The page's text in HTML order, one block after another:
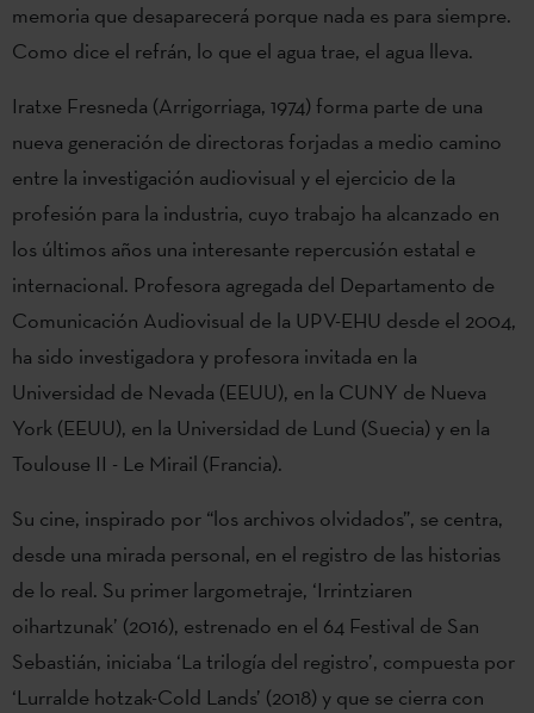
memoria que desaparecerá porque nada es para siempre.
Como dice el refrán, lo que el agua trae, el agua lleva.
Iratxe Fresneda (Arrigorriaga, 1974) forma parte de una
nueva generación de directoras forjadas a medio camino
entre la investigación audiovisual y el ejercicio de la
profesión para la industria, cuyo trabajo ha alcanzado en
los últimos años una interesante repercusión estatal e
internacional. Profesora agregada del Departamento de
Comunicación Audiovisual de la UPV-EHU desde el 2004,
ha sido investigadora y profesora invitada en la
Universidad de Nevada (EEUU), en la CUNY de Nueva
York (EEUU), en la Universidad de Lund (Suecia) y en la
Toulouse II - Le Mirail (Francia).
Su cine, inspirado por “los archivos olvidados”, se centra,
desde una mirada personal, en el registro de las historias
de lo real. Su primer largometraje, ‘Irrintziaren
oihartzunak’ (2016), estrenado en el 64 Festival de San
Sebastián, iniciaba ‘La trilogía del registro’, compuesta por
‘Lurralde hotzak-Cold Lands’ (2018) y que se cierra con